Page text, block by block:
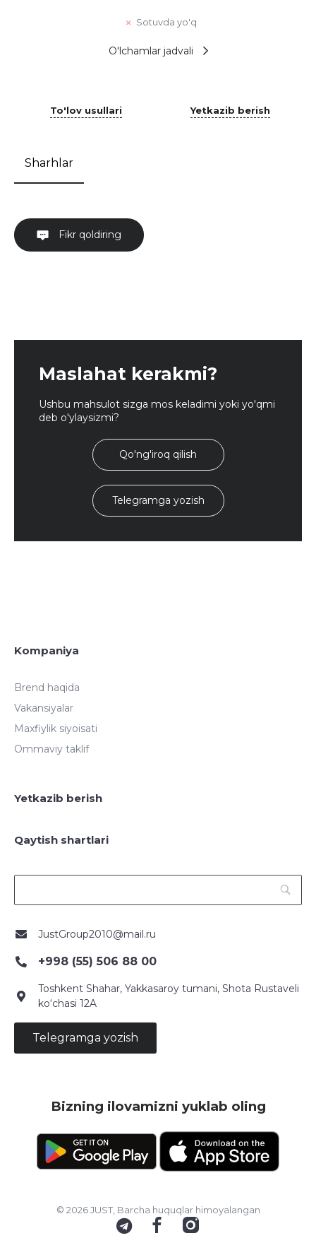
Sotuvda yo'q
O'lchamlar jadvali
To'lov usullari Yetkazib berish
Sharhlar
Fikr qoldiring
Maslahat kerakmi?
Ushbu mahsulot sizga mos keladimi yoki yo'qmi
deb o'ylaysizmi?
Qo'ng'iroq qilish
Telegramga yozish
Kompaniya
Brend haqida
Vakansiyalar
Maxfiylik siyoisati
Ommaviy taklif
Yetkazib berish
Qaytish shartlari
JustGroup2010@mail.ru
+998 (55) 506 88 00
Toshkent Shahar, Yakkasaroy tumani, Shota Rustaveli
ko‘chasi 12A
Telegramga yozish
Bizning ilovamizni yuklab oling
© 2026 JUST, Barcha huquqlar himoyalangan